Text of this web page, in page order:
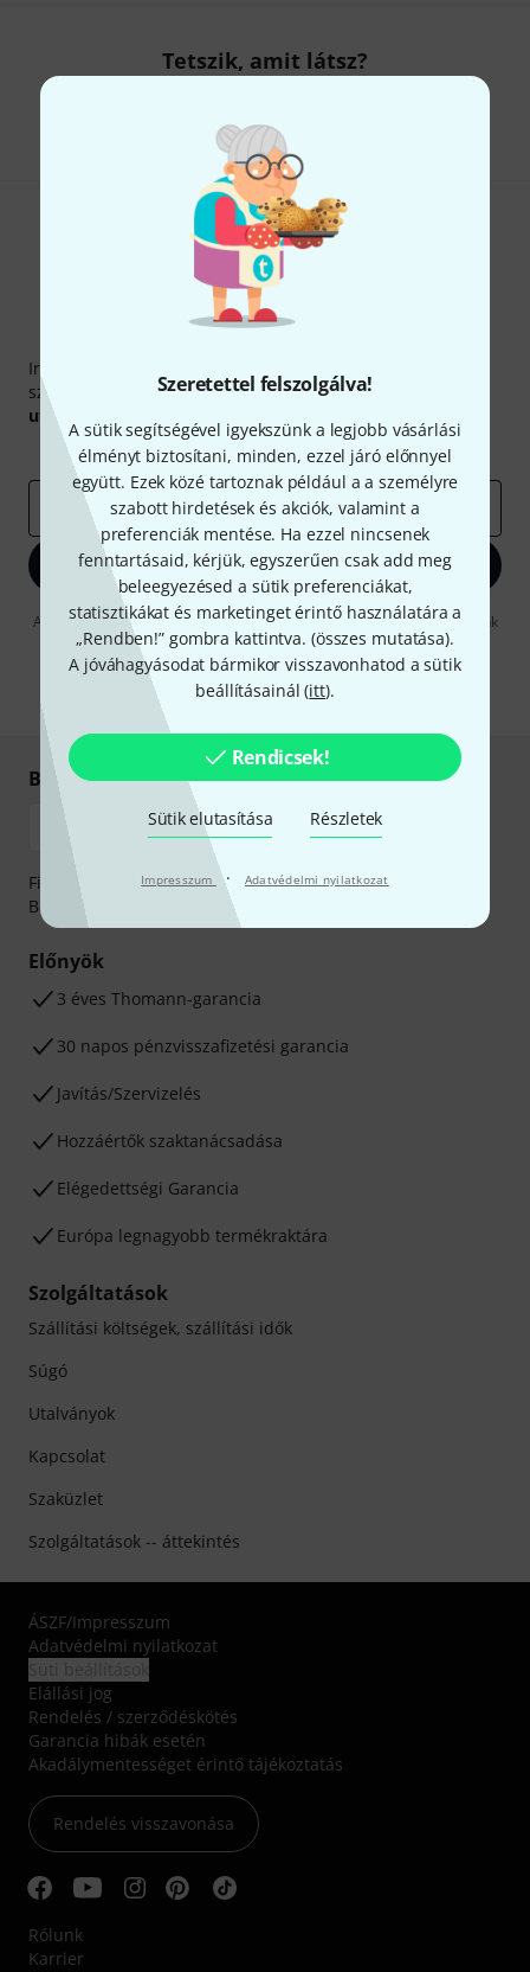
Szeretettel felszolgálva!
A sütik segítségével igyekszünk a legjobb vásárlási
élményt biztosítani, minden, ezzel járó előnnyel
együtt. Ezek közé tartoznak például a a személyre
szabott hirdetések és akciók, valamint a
preferenciák mentése. Ha ezzel nincsenek
fenntartásaid, kérjük, egyszerűen csak add meg
beleegyezésed a sütik preferenciákat,
statisztikákat és marketinget érintő használatára a
„Rendben!” gombra kattintva. (összes mutatása).
A jóváhagyásodat bármikor visszavonhatod a sütik
beállításainál (itt).
Rendicsek!
Sütik elutasítása Részletek
Impresszum · Adatvédelmi nyilatkozat
Tetszik, amit látsz?
Iratkozz fel a Thomann angol nyelvű hírlevelére, és kis
szerencsével megnyerheted a50egyenként
utalvány
Inspiráló gondolatok
Akciók Thomann
e-mail cím*
Bejelentkezés
A "Bejelentkezés" gombra kattintva elfogadja, hogy e-mailben küldjünk
önnek hirdetéseket. Bármikor leiratkozhat erről. A hírlevélről további
információkat az data protection guideline-ben talál.
* Kitöltés kötelező
Biztonságos vásárlás és fizetés
Fizessen biztonságosan, titkosítással: Banki átutalás vagy
Betéti- vagy hitelkártya segítségével
Előnyök
3 éves Thomann-garancia
30 napos pénzvisszafizetési garancia
Javítás/Szervizelés
Hozzáértők szaktanácsadása
Elégedettségi Garancia
Európa legnagyobb termékraktára
Szolgáltatások
Szállítási költségek, szállítási idők
Súgó
Utalványok
Kapcsolat
Szaküzlet
Szolgáltatások -- áttekintés
ÁSZF/Impresszum
Adatvédelmi nyilatkozat
Elállási jog
Rendelés / szerződéskötés
Garancia hibák esetén
Akadálymentességet érintő tájékoztatás
Rendelés visszavonása
Rólunk
Karrier